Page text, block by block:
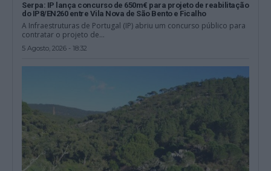
Serpa: IP lança concurso de 650m€ para projeto de reabilitação
do IP8/EN260 entre Vila Nova de São Bento e Ficalho
A Infraestruturas de Portugal (IP) abriu um concurso público para
contratar o projeto de...
5 Agosto, 2026 - 18:32